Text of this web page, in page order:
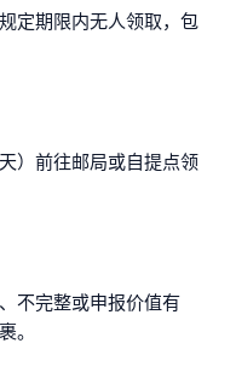
定期限内无人领取，包
）前往邮局或自提点领
不完整或申报价值有
。